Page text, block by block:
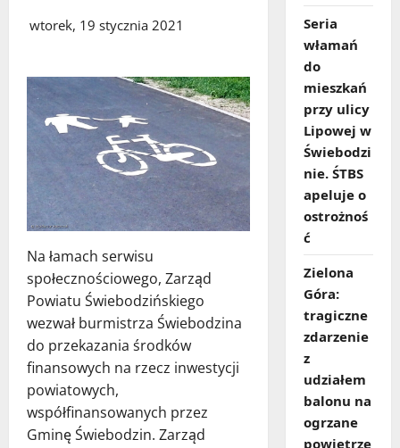
wtorek, 19 stycznia 2021
Na łamach serwisu
społecznościowego, Zarząd
Powiatu Świebodzińskiego
wezwał burmistrza Świebodzina
do przekazania środków
finansowych na rzecz inwestycji
powiatowych,
współfinansowanych przez
Gminę Świebodzin. Zarząd
Seria
włamań
do
mieszkań
przy ulicy
Lipowej w
Świebodzi
nie. ŚTBS
apeluje o
ostrożnoś
ć
Zielona
Góra:
tragiczne
zdarzenie
z
udziałem
balonu na
ogrzane
powietrze